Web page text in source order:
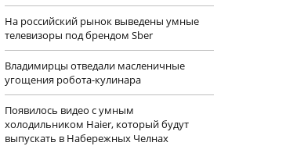
На российский рынок выведены умные
телевизоры под брендом Sber
Владимирцы отведали масленичные
угощения робота-кулинара
Появилось видео с умным
холодильником Haier, который будут
выпускать в Набережных Челнах